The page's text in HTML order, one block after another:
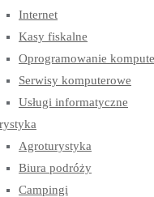
Internet
Kasy fiskalne
Oprogramowanie
Serwisy komputerowe
Usługi informatyczne
Agroturystyka
Biura podróży
Campingi